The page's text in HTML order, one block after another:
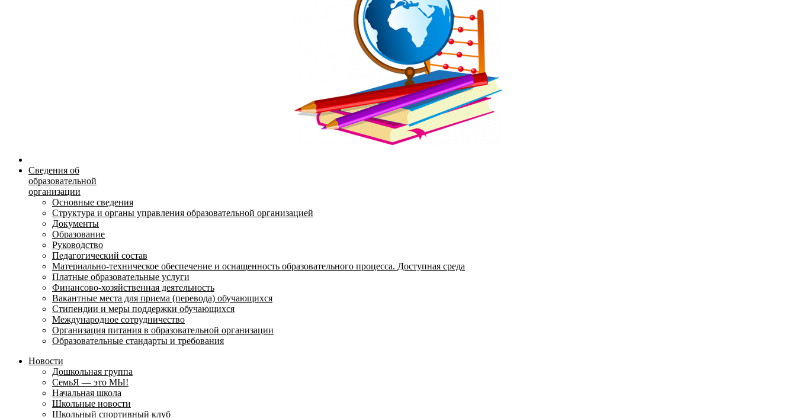
Сведения об
образовательной
организации
Основные сведения
Структура и органы управления образовательной организацией
Документы
Образование
Руководство
Педагогический состав
Материально-техническое обеспечение и оснащенность образовательного процесса. Доступная среда
Платные образовательные услуги
Финансово-хозяйственная деятельность
Вакантные места для приема (перевода) обучающихся
Стипендии и меры поддержки обучающихся
Международное сотрудничество
Организация питания в образовательной организации
Образовательные стандарты и требования
Новости
Дошкольная группа
СемьЯ — это МЫ!
Начальная школа
Школьные новости
Школьный спортивный клуб